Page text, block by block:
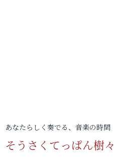
あなたらしく奏でる、音楽の時間
そうさくてっぱん樹々